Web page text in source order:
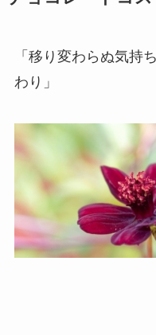
「移り変わらぬ気持
わり」